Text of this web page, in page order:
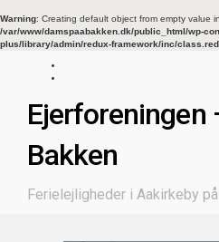
Warning: Creating default object from empty value in
/var/www/damspaabakken.dk/public_html/wp-
plus/library/admin/redux-framework/inc/
Ejerforeningen
Bakken
Ferielejligheder i Aakirkeby